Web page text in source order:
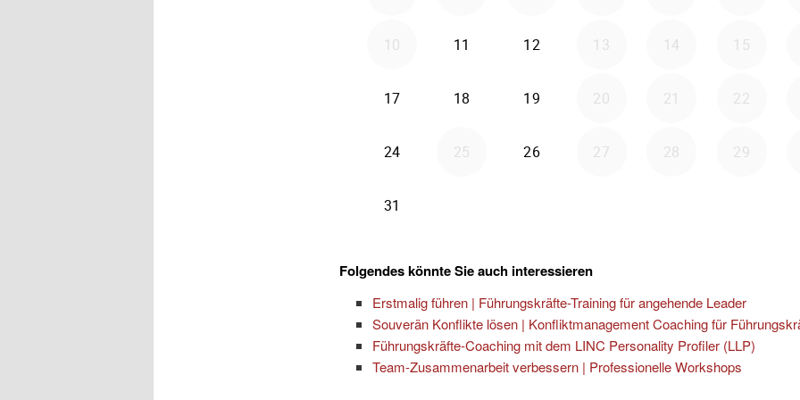
Folgendes könnte Sie auch interessieren
Erstmalig führen | Führungskräfte-Training für angehende Leader
Souverän Konflikte lösen | Konfliktmanagement Coaching für
Führungskräfte-Coaching mit dem LINC Personality Profiler (LLP)
Team-Zusammenarbeit verbessern | Professionelle Workshops